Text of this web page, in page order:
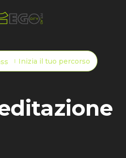
Inizia il tuo percorso